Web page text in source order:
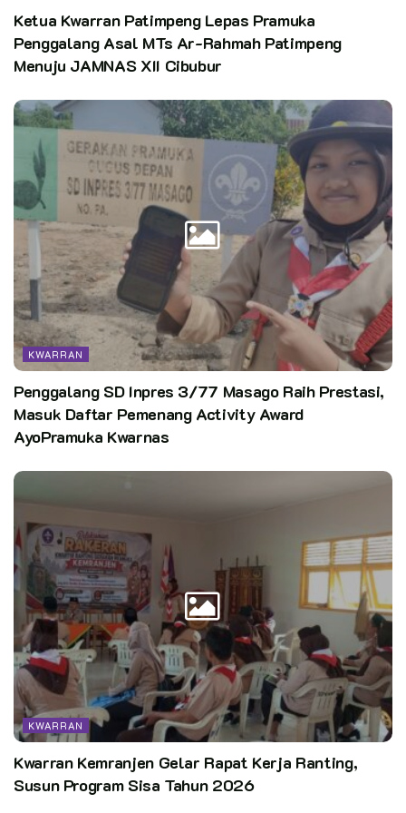
Ketua Kwarran Patimpeng Lepas Pramuka
Penggalang Asal MTs Ar-Rahmah Patimpeng
Menuju JAMNAS XII Cibubur
KWARRAN
Penggalang SD Inpres 3/77 Masago Raih Prestasi,
Masuk Daftar Pemenang Activity Award
AyoPramuka Kwarnas
KWARRAN
Kwarran Kemranjen Gelar Rapat Kerja Ranting,
Susun Program Sisa Tahun 2026